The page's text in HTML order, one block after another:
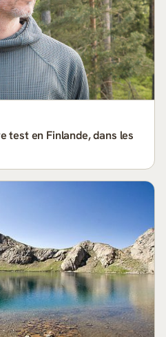
test en Finlande, dans les